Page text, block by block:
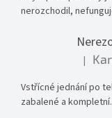
nerozchodil,
|
Vstřícné jednání po
zabalené a kompletní.